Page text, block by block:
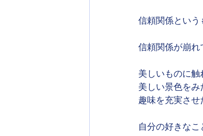
信頼関係という
信頼関係が崩れ
美しいものに触
美しい景色をみ
趣味を充実させ
自分の好きな